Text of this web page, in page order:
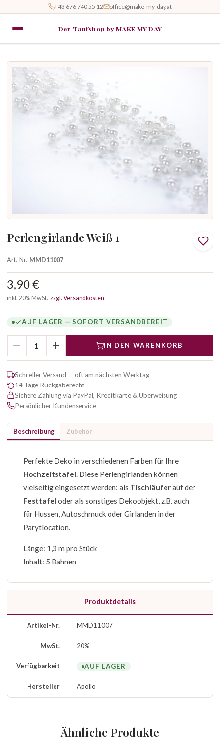
+43 676 740 55 12 office@make-my-day.at
Der Taufshop by MAKE MY DAY
Perlengirlande Weiß 1
Art.-Nr.:MMD11007
3,90 €
inkl. 20% MwSt. zzgl. Versandkosten
AUF LAGER — SOFORT VERSANDBEREIT
IN DEN WARENKORB
Schneller Versand — oft am nächsten Werktag
14 Tage Rückgaberecht
Sichere Zahlung via PayPal, Kreditkarte & Überweisung
Persönlicher Kundenservice
Beschreibung Zubehör
Perfekte Deko in verschiedenen Farben für Ihre
Hochzeitstafel . Diese Perlengirlanden können
vielseitig eingesetzt werden: als Tischläuferauf der
Festtafel oder als sonstiges Dekoobjekt, z.B. auch
für Hussen, Autoschmuck oder Girlanden in der
Parytlocation.
Länge: 1,3 m pro Stück
Inhalt: 5 Bahnen
Produktdetails
Artikel-Nr. MMD11007
MwSt. 20%
Verfügbarkeit AUF LAGER
Hersteller Apollo
Ähnliche Produkte